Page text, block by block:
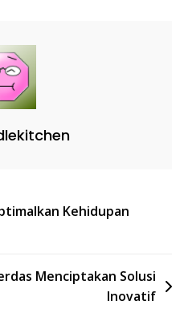
Kehidupan
Menciptakan Solusi
Inovatif